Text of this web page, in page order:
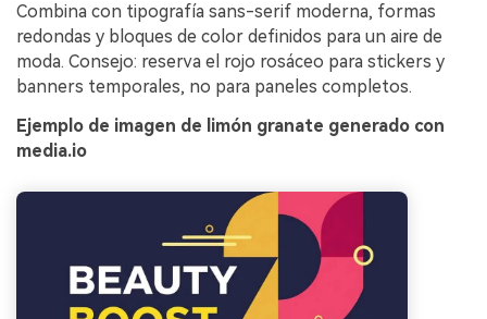
Combina con tipografía sans-serif moderna, formas
redondas y bloques de color definidos para un aire de
moda. Consejo: reserva el rojo rosáceo para stickers y
banners temporales, no para paneles completos.
Ejemplo de imagen de limón granate generado con
media.io